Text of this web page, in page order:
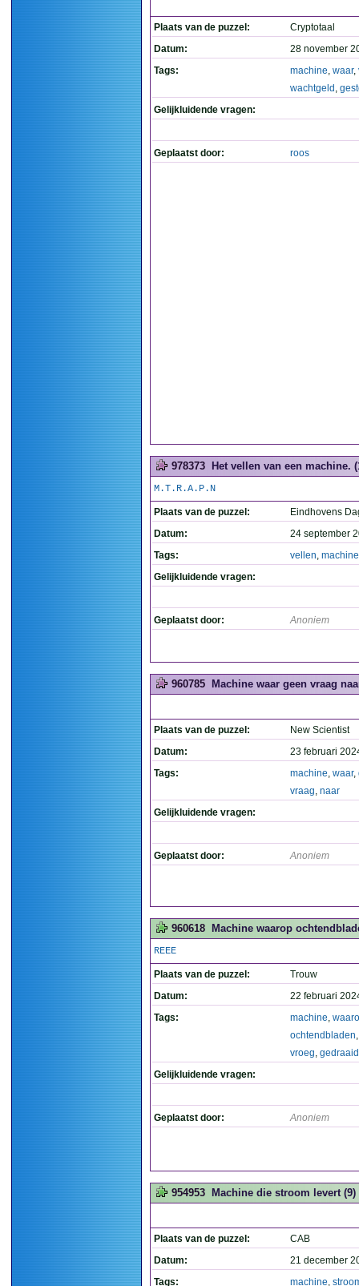
Plaats van de puzzel:
Cryptotaal
Datum:
28 november
Tags:
machine, waar,
wachtgeld ,
Gelijkluidende vragen:
Geplaatst door: roos
978373 Het vellen van een machine.
M.T.R.A.P.N
Plaats van de puzzel:
Eindhovens
Datum:
24 september
Tags:
vellen, machine
Gelijkluidende vragen:
Geplaatst door: Anoniem
960785 Machine waar geen vraag
Plaats van de puzzel:
New Scientist
Datum:
23 februari
Tags:
machine, waar,
vraag, naar
Gelijkluidende vragen:
Geplaatst door: Anoniem
960618 Machine waarop
REEE
Plaats van de puzzel:
Trouw
Datum:
22 februari
Tags:
machine,
ochtendbladen
vroeg, gedraaid
Gelijkluidende vragen:
Geplaatst door: Anoniem
954953 Machine die stroom levert (9)
Plaats van de puzzel:
CAB
Datum:
21 december
Tags:
machine,